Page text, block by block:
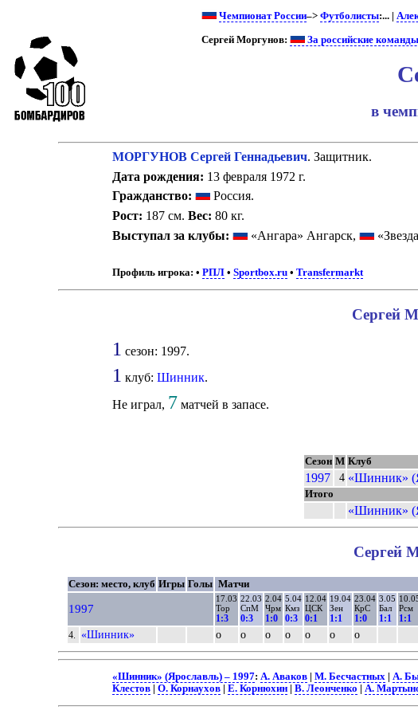
Чемпионат России–>Футболисты:... |
Сергей Моргунов: За российские
в
МОРГУНОВ Сергей Геннадьевич. Защитник.
Дата рождения: 13 февраля 1972 г.
Гражданство:
Россия.
Рост: 187 см. Вес: 80 кг.
Выступал за клубы:
«Ангара» Ангарск,
Профиль игрока: • РПЛ• Sportbox.ru• Transfermarkt
Сергей
1 сезон: 1997.
1 клуб: Шинник.
Не играл, 7 матчей в запасе.
Сезон М Клуб
1997 4 «Шинник»
Итого
«Шинник»
Сергей
Сезон: место, клуб Игры Голы Матчи
1997
17.03
Тор
1:3
22.03
СпМ
0:3
2.04
Чрм
1:0
5.04
Кмз
0:3
12.04
ЦСК
0:1
19.04
Зен
1:1
23.04
КрС
1:0
3.05
Бал
1:1
Рсм
1:1
4. «Шинник» о о о о о о о
«Шинник» (Ярославль) – 1997: А. Аваков| М. Бесчастных| А.
Клестов| О. Корнаухов| Е. Корнюхин| В. Леонченко А.